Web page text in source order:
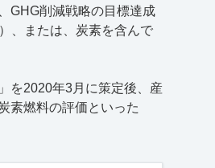
GHG削減戦略の目標達成
、または、炭素を含んで
を2020年3月に策定後、産
素燃料の評価といった